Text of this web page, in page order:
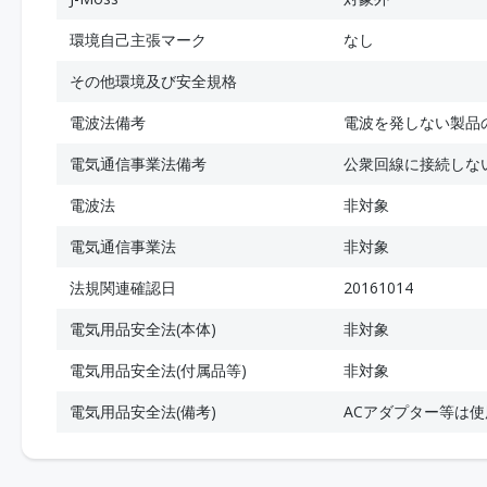
環境自己主張マーク
なし
その他環境及び安全規格
電波法備考
電波を発しない製品
電気通信事業法備考
公衆回線に接続しな
電波法
非対象
電気通信事業法
非対象
法規関連確認日
20161014
電気用品安全法(本体)
非対象
電気用品安全法(付属品等)
非対象
電気用品安全法(備考)
ACアダプター等は